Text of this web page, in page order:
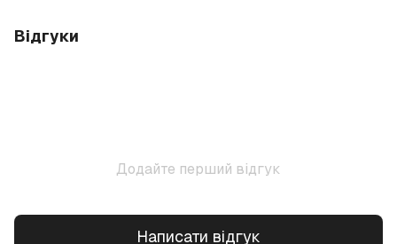
Відгуки
Додайте перший відгук
Написати відгук